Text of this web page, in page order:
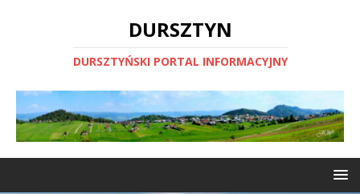
DURSZTYN
DURSZTYŃSKI PORTAL INFORMACYJNY